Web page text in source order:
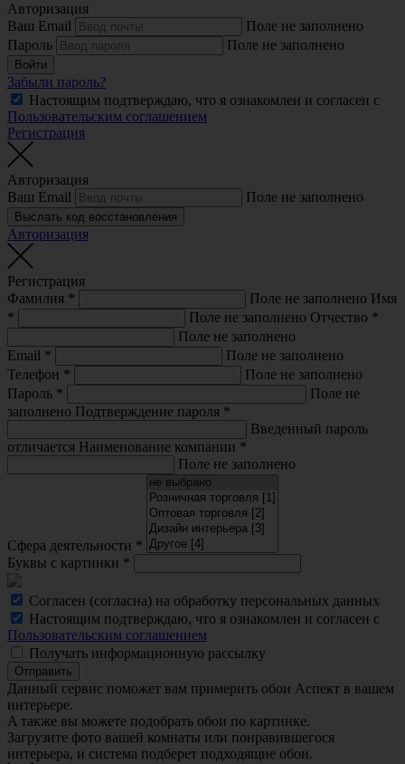
Авторизация
Ваш Email
Поле не заполнено
Пароль
Поле не заполнено
Войти
Забыли пароль?
Настоящим подтверждаю, что я ознакомлен и согласен с
Пользовательским соглашением
Регистрация
Авторизация
Ваш Email
Поле не заполнено
Выслать код восстановления
Авторизация
Регистрация
Фамилия * Поле не заполнено Имя
*
Поле не заполнено Отчество *
Поле не заполнено
Email *
Поле не заполнено
Телефон *
Поле не заполнено
Пароль *
Поле не
заполнено Подтверждение пароля *
Введенный пароль
отличается Наименование компании *
Поле не заполнено
Сфера деятельности *
Буквы с картинки *
Согласен (согласна) на обработку персональных данных
Настоящим подтверждаю, что я ознакомлен и согласен с
Пользовательским соглашением
Получать информационную рассылку
Отправить
Данный сервис поможет вам примерить обои Аспект в вашем
интерьере.
A также вы можете подобрать обои по картинке.
Загрузите фото вашей комнаты или понравившегося
интерьера, и система подберет подходящие обои.